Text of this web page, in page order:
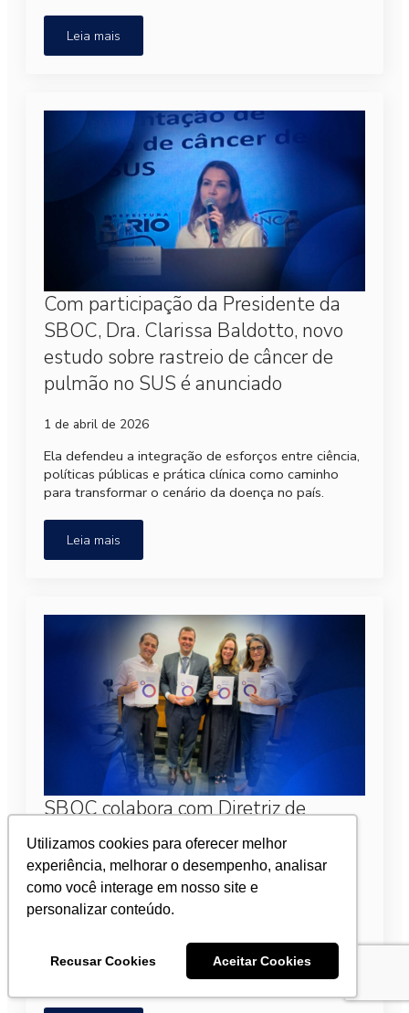
Utilizamos cookies para oferecer melhor
experiência, melhorar o desempenho, analisar
como você interage em nosso site e
personalizar conteúdo.
Recusar Cookies Aceitar Cookies
Leia mais
Com participação da Presidente da
SBOC, Dra. Clarissa Baldotto, novo
estudo sobre rastreio de câncer de
pulmão no SUS é anunciado
1 de abril de 2026
Ela defendeu a integração de esforços entre ciência,
políticas públicas e prática clínica como caminho
para transformar o cenário da doença no país.
Leia mais
SBOC colabora com Diretriz de
Câncer e Obesidade
27 de março de 2026
O Board de Câncer e Obesidade, iniciativa
Obesidade Brasil, com participação da Sociedade
Brasileira de Oncologia Clínica (SBOC) e outras 10
instituições de referência…